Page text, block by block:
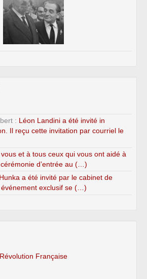
: Léon Landini a été invité in
Il reçu cette invitation par courriel le
et à tous ceux qui vous ont aidé à
d’entrée au (…)
a été invité par le cabinet de
exclusif se (…)
Révolution Française